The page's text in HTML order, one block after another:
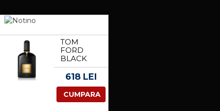
TOM
FORD
BLACK
ORCHID
EAU DE
PENTRU
FEMEI 50
618 LEI
CUMPARA